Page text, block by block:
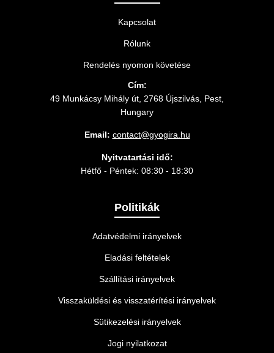
Kapcsolat
Rólunk
Rendelés nyomon követése
Cím:
49 Munkácsy Mihály út, 2768 Újszilvás, Pest,
Hungary
Email: contact@gyogira.hu
Nyitvatartási idő:
Hétfő - Péntek: 08:30 - 18:30
Politikák
Adatvédelmi irányelvek
Eladási feltételek
Szállítási irányelvek
Visszaküldési és visszatérítési irányelvek
Sütikezelési irányelvek
Jogi nyilatkozat